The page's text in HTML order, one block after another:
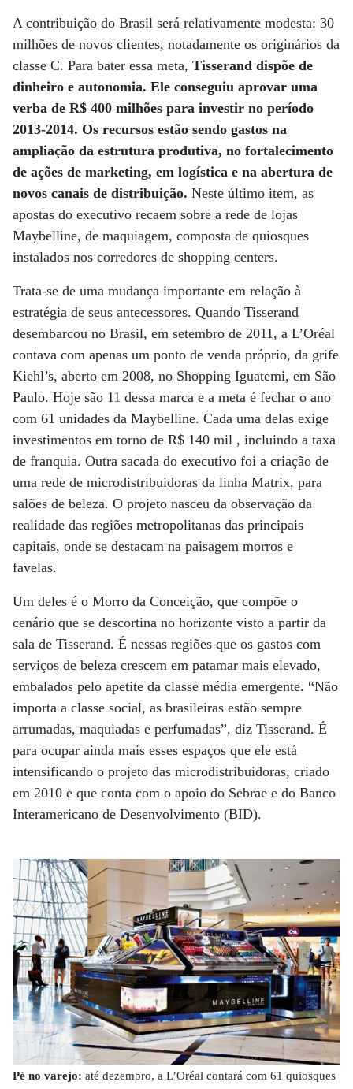
A contribuição do Brasil será relativamente modesta: 30
milhões de novos clientes, notadamente os originários da
classe C. Para bater essa meta, Tisserand dispõe de
dinheiro e autonomia. Ele conseguiu aprovar uma
verba de R$ 400 milhões para investir no período
2013-2014. Os recursos estão sendo gastos na
ampliação da estrutura produtiva, no fortalecimento
de ações de marketing, em logística e na abertura de
novos canais de distribuição. Neste último item, as
apostas do executivo recaem sobre a rede de lojas
Maybelline, de maquiagem, composta de quiosques
instalados nos corredores de shopping centers.
Trata-se de uma mudança importante em relação à
estratégia de seus antecessores. Quando Tisserand
desembarcou no Brasil, em setembro de 2011, a L’Oréal
contava com apenas um ponto de venda próprio, da grife
Kiehl’s, aberto em 2008, no Shopping Iguatemi, em São
Paulo. Hoje são 11 dessa marca e a meta é fechar o ano
com 61 unidades da Maybelline. Cada uma delas exige
investimentos em torno de R$ 140 mil , incluindo a taxa
de franquia. Outra sacada do executivo foi a criação de
uma rede de microdistribuidoras da linha Matrix, para
salões de beleza. O projeto nasceu da observação da
realidade das regiões metropolitanas das principais
capitais, onde se destacam na paisagem morros e
favelas.
Um deles é o Morro da Conceição, que compõe o
cenário que se descortina no horizonte visto a partir da
sala de Tisserand. É nessas regiões que os gastos com
serviços de beleza crescem em patamar mais elevado,
embalados pelo apetite da classe média emergente. “Não
importa a classe social, as brasileiras estão sempre
arrumadas, maquiadas e perfumadas”, diz Tisserand. É
para ocupar ainda mais esses espaços que ele está
intensificando o projeto das microdistribuidoras, criado
em 2010 e que conta com o apoio do Sebrae e do Banco
Interamericano de Desenvolvimento (BID).
Pé no varejo: até dezembro, a L’Oréal contará com 61 quiosques